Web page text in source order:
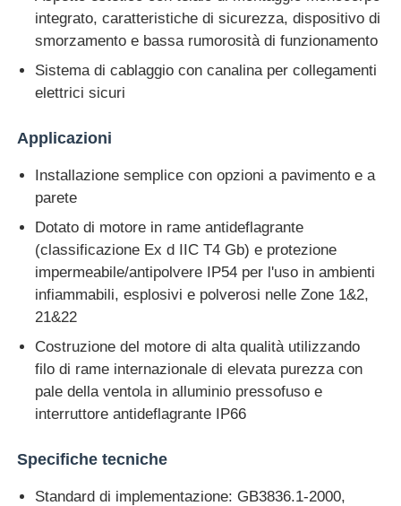
integrato, caratteristiche di sicurezza, dispositivo di
smorzamento e bassa rumorosità di funzionamento
Sistema di cablaggio con canalina per collegamenti
elettrici sicuri
Applicazioni
Installazione semplice con opzioni a pavimento e a
parete
Dotato di motore in rame antideflagrante
(classificazione Ex d IIC T4 Gb) e protezione
impermeabile/antipolvere IP54 per l'uso in ambienti
infiammabili, esplosivi e polverosi nelle Zone 1&2,
21&22
Costruzione del motore di alta qualità utilizzando
filo di rame internazionale di elevata purezza con
pale della ventola in alluminio pressofuso e
interruttore antideflagrante IP66
Specifiche tecniche
Standard di implementazione: GB3836.1-2000,